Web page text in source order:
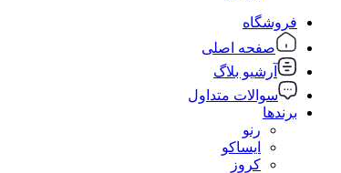
فروشگاه
صفحه اصلی
آرشیو بلاگ
سوالات متداول
برندها
رنو
ایساکو
کروز